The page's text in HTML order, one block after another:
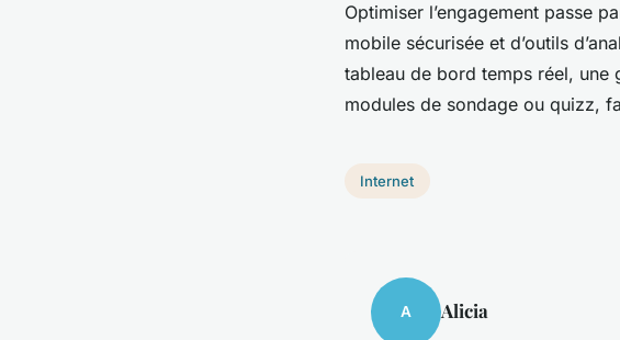
Optimiser l’engagement passe
mobile sécurisée et d’outils
tableau de bord temps réel, une
modules de sondage ou quizz,
Internet
A Alicia